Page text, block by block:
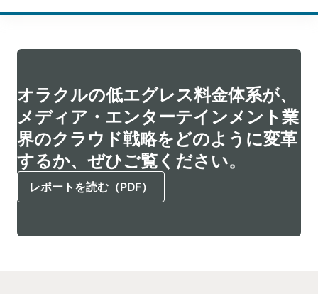
オラクルの低エグレス料金体系が、
メディア・エンターテインメント業
界のクラウド戦略をどのように変革
するか、ぜひご覧ください。
レポートを読む（PDF）